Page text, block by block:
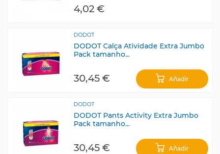
4,02 €
DODOT
DODOT Calça Atividade Extra Jumbo
Pack tamanho...
30,45 € Añadir
DODOT
DODOT Pants Activity Extra Jumbo
Pack tamanho...
30,45 € Añadir